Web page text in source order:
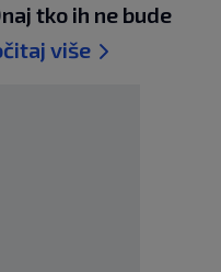
tko ih ne bude
više